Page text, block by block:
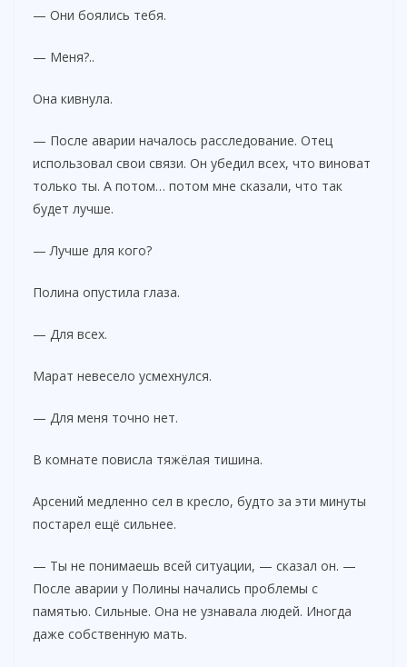
— Они боялись тебя.
— Меня?..
Она кивнула.
— После аварии началось расследование. Отец
использовал свои связи. Он убедил всех, что виноват
только ты. А потом… потом мне сказали, что так
будет лучше.
— Лучше для кого?
Полина опустила глаза.
— Для всех.
Марат невесело усмехнулся.
— Для меня точно нет.
В комнате повисла тяжёлая тишина.
Арсений медленно сел в кресло, будто за эти минуты
постарел ещё сильнее.
— Ты не понимаешь всей ситуации, — сказал он. —
После аварии у Полины начались проблемы с
памятью. Сильные. Она не узнавала людей. Иногда
даже собственную мать.